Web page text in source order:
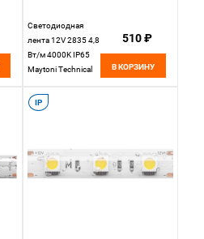
Светодиодная
лента 12V 2835 4,8
Вт/м 4000K IP65
Maytoni Technical
цена за метр,
катушкой по 5 м
510 ₽
В КОРЗИНУ
IP